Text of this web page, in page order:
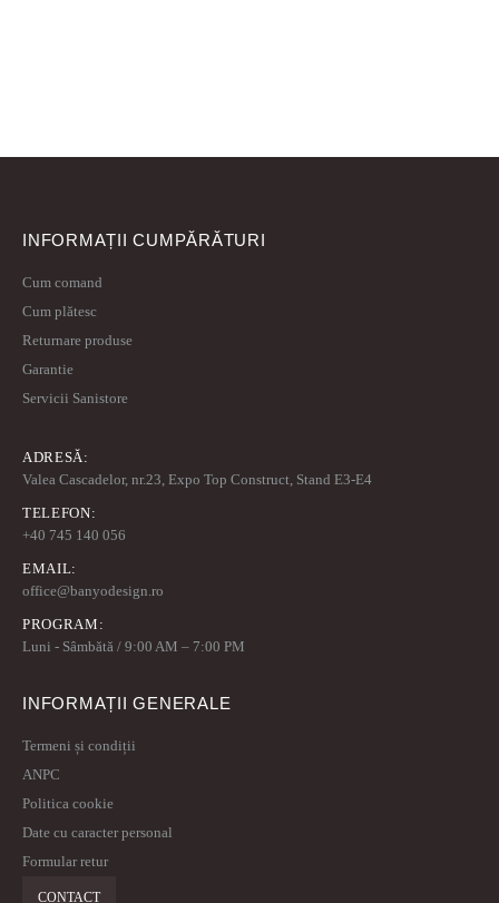
INFORMAȚII CUMPĂRĂTURI
Cum comand
Cum plătesc
Returnare produse
Garantie
Servicii Sanistore
ADRESĂ:
Valea Cascadelor, nr.23, Expo Top Construct, Stand E3-E4
TELEFON:
+40 745 140 056
EMAIL:
office@banyodesign.ro
PROGRAM:
Luni - Sâmbătă / 9:00 AM – 7:00 PM
INFORMAȚII GENERALE
Termeni și condiții
ANPC
Politica cookie
Date cu caracter personal
Formular retur
CONTACT